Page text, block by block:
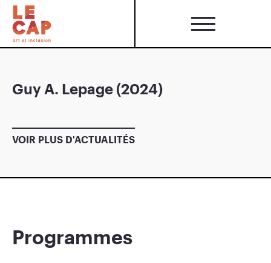
Guy A. Lepage (2024)
VOIR PLUS D'ACTUALITÉS
Programmes